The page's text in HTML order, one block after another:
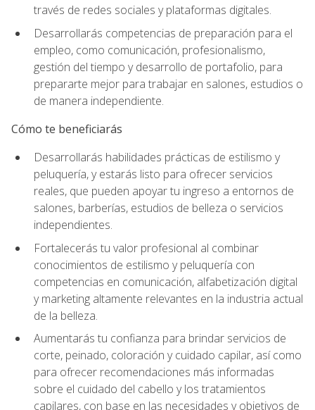
través de redes sociales y plataformas digitales.
Desarrollarás competencias de preparación para el
empleo, como comunicación, profesionalismo,
gestión del tiempo y desarrollo de portafolio, para
prepararte mejor para trabajar en salones, estudios o
de manera independiente.
Cómo te beneficiarás
Desarrollarás habilidades prácticas de estilismo y
peluquería, y estarás listo para ofrecer servicios
reales, que pueden apoyar tu ingreso a entornos de
salones, barberías, estudios de belleza o servicios
independientes.
Fortalecerás tu valor profesional al combinar
conocimientos de estilismo y peluquería con
competencias en comunicación, alfabetización digital
y marketing altamente relevantes en la industria actual
de la belleza.
Aumentarás tu confianza para brindar servicios de
corte, peinado, coloración y cuidado capilar, así como
para ofrecer recomendaciones más informadas
sobre el cuidado del cabello y los tratamientos
capilares, con base en las necesidades y objetivos de